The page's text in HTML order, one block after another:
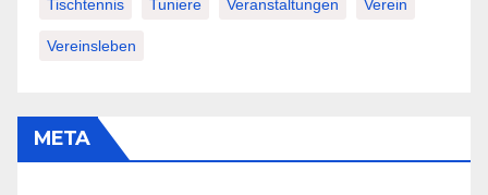
Tischtennis Tuniere Veranstaltungen Verein
Vereinsleben
META